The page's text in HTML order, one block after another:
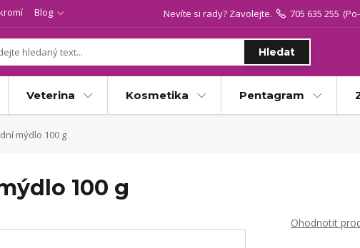
Blog
Hledat
Nevíte si rady? Zavolejte. 705 635 255
Veterina Kosmetika Pentagram
mýdlo 100 g
100 g
Ohodnotit